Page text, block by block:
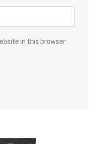
in this browser